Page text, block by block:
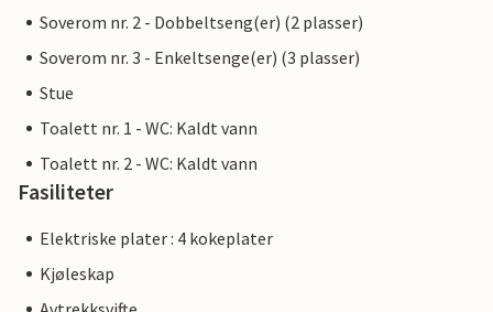
Soverom nr. 2 - Dobbeltseng(er) (2 plasser)
Soverom nr. 3 - Enkeltsenge(er) (3 plasser)
Stue
Toalett nr. 1 - WC: Kaldt vann
Toalett nr. 2 - WC: Kaldt vann
Fasiliteter
Elektriske plater : 4 kokeplater
Kjøleskap